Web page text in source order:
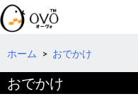
検
索
コ
テ
ツ
へ
ホーム > おでかけ
おでかけ